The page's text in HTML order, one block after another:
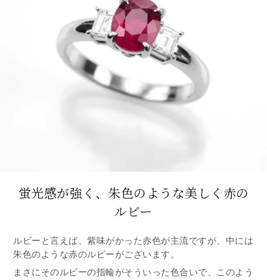
蛍光感が強く、朱色のような美しく赤の
ルビー
ルビーと言えば、紫味がかった赤色が主流ですが、中には
朱色のような赤のルビーがございます。
まさにそのルビーの指輪がそういった色合いで、このよう